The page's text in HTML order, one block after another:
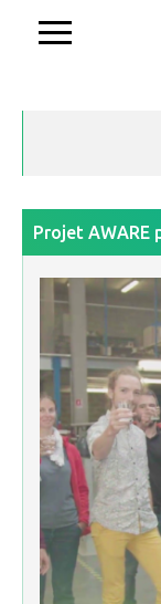
Projet AWARE